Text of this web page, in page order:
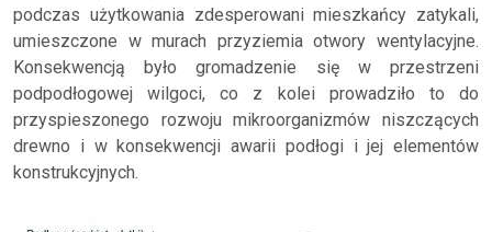
podczas użytkowania zdesperowani mieszkańcy zatykali,
umieszczone w murach przyziemia otwory wentylacyjne.
Konsekwencją było gromadzenie się w przestrzeni
podpodłogowej wilgoci, co z kolei prowadziło to do
przyspieszonego rozwoju mikroorganizmów niszczących
drewno i w konsekwencji awarii podłogi i jej elementów
konstrukcyjnych.